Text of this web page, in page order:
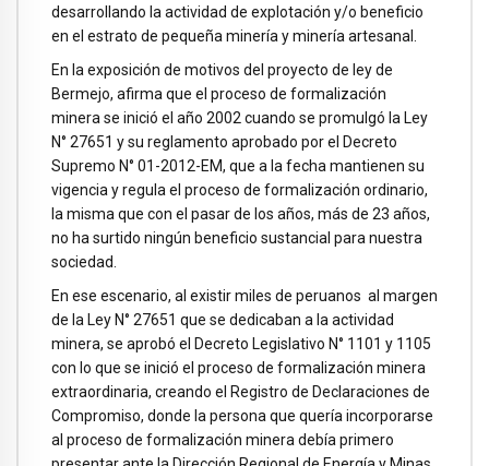
desarrollando la actividad de explotación y/o beneficio
en el estrato de pequeña minería y minería artesanal.
En la exposición de motivos del proyecto de ley de
Bermejo, afirma que el proceso de formalización
minera se inició el año 2002 cuando se promulgó la Ley
N° 27651 y su reglamento aprobado por el Decreto
Supremo N° 01-2012-EM, que a la fecha mantienen su
vigencia y regula el proceso de formalización ordinario,
la misma que con el pasar de los años, más de 23 años,
no ha surtido ningún beneficio sustancial para nuestra
sociedad.
En ese escenario, al existir miles de peruanos al margen
de la Ley N° 27651 que se dedicaban a la actividad
minera, se aprobó el Decreto Legislativo N° 1101 y 1105
con lo que se inició el proceso de formalización minera
extraordinaria, creando el Registro de Declaraciones de
Compromiso, donde la persona que quería incorporarse
al proceso de formalización minera debía primero